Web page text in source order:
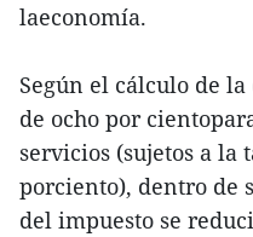
laeconomía.
Según el cálculo de
de ocho por
servicios (sujetos a la
porciento), dentro de
del impuesto se